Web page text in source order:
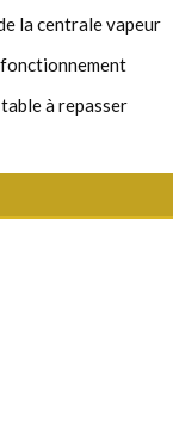
la centrale vapeur
à repasser